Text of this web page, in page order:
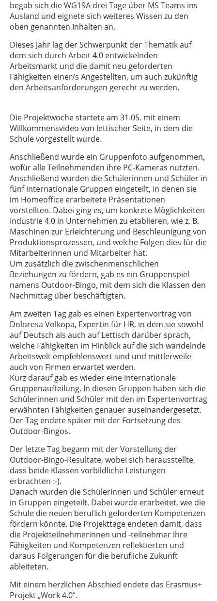
begab sich die WG19A drei Tage über MS Teams ins
Ausland und eignete sich weiteres Wissen zu den
oben genannten Inhalten an.
Dieses Jahr lag der Schwerpunkt der Thematik auf
dem sich durch Arbeit 4.0 entwickelnden
Arbeitsmarkt und die damit neu geforderten
Fähigkeiten einer/s Angestellten, um auch zukünftig
den Arbeitsanforderungen gerecht zu werden.
Die Projektwoche startete am 31.05. mit einem
Willkommensvideo von lettischer Seite, in dem die
Schule vorgestellt wurde.
Anschließend wurde ein Gruppenfoto aufgenommen,
wofür alle Teilnehmenden ihre PC-Kameras nutzten.
Anschließend wurden die Schülerinnen und Schüler in
fünf internationale Gruppen eingeteilt, in denen sie
im Homeoffice erarbeitete Präsentationen
vorstellten. Dabei ging es, um konkrete Möglichkeiten
Industrie 4.0 in Unternehmen zu etablieren, wie z. B.
Maschinen zur Erleichterung und Beschleunigung von
Produktionsprozessen, und welche Folgen dies für die
Mitarbeiterinnen und Mitarbeiter hat.
Um zusätzlich die zwischenmenschlichen
Beziehungen zu fördern, gab es ein Gruppenspiel
namens Outdoor-Bingo, mit dem sich die Klassen den
Nachmittag über beschäftigten.
Am zweiten Tag gab es einen Expertenvortrag von
Doloresa Volkopa, Expertin für HR, in dem sie sowohl
auf Deutsch als auch auf Lettisch darüber sprach,
welche Fähigkeiten im Hinblick auf die sich wandelnde
Arbeitswelt empfehlenswert sind und mittlerweile
auch von Firmen erwartet werden.
Kurz darauf gab es wieder eine internationale
Gruppenaufteilung. In diesen Gruppen haben sich die
Schülerinnen und Schüler mit den im Expertenvortrag
erwähnten Fähigkeiten genauer auseinandergesetzt.
Der Tag endete später mit der Fortsetzung des
Outdoor-Bingos.
Der letzte Tag begann mit der Vorstellung der
Outdoor-Bingo-Resultate, wobei sich herausstellte,
dass beide Klassen vorbildliche Leistungen
erbrachten :-).
Danach wurden die Schülerinnen und Schüler erneut
in Gruppen eingeteilt. Dabei wurde erarbeitet, wie die
Schule die neuen beruflich geforderten Kompetenzen
fördern könnte. Die Projekttage endeten damit, dass
die Projektteilnehmerinnen und -teilnehmer ihre
Fähigkeiten und Kompetenzen reflektierten und
daraus Folgerungen für die berufliche Zukunft
ableiteten.
Mit einem herzlichen Abschied endete das Erasmus+
Projekt „Work 4.0“.